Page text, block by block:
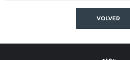
VOLVER